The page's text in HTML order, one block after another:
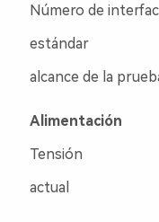
Número de
estándar
alcance de la
Alimentación
Tensión
actual